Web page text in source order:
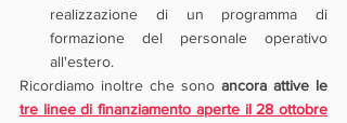
realizzazione di un programma di
formazione del personale operativo
all'estero.
Ricordiamo inoltre che sono
tre linee di finanziamento aperte il 28 ottobre